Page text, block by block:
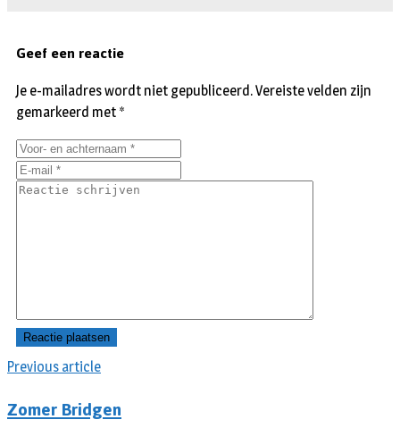
Previous article
Zomer Bridgen
Geef een reactie
Je e-mailadres wordt niet gepubliceerd.Vereiste velden zijn
gemarkeerd met *